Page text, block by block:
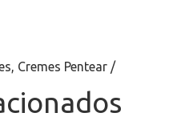
, Cremes Pentear /